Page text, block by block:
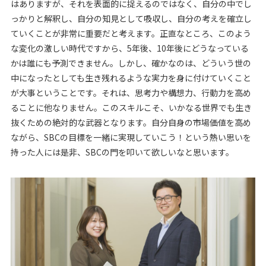
はありますが、それを表面的に捉えるのではなく、自分の中でし
っかりと解釈し、自分の知見として吸収し、自分の考えを確立し
ていくことが非常に重要だと考えます。正直なところ、このよう
な変化の激しい時代ですから、5年後、10年後にどうなっている
かは誰にも予測できません。しかし、確かなのは、どういう世の
中になったとしても生き残れるような実力を身に付けていくこと
が大事ということです。それは、思考力や構想力、行動力を高め
ることに他なりません。このスキルこそ、いかなる世界でも生き
抜くための絶対的な武器となります。自分自身の市場価値を高め
ながら、SBCの目標を一緒に実現していこう！という熱い思いを
持った人には是非、SBCの門を叩いて欲しいなと思います。